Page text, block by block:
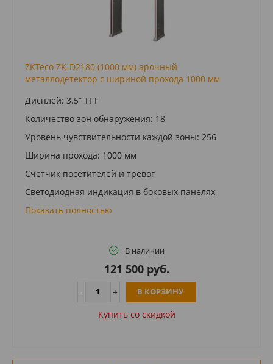
ZKTeco ZK-D2180 (1000 мм) арочный
металлодетектор с шириной прохода 1000 мм
Дисплей: 3.5” TFT
Количество зон обнаружения: 18
Уровень чувствительности каждой зоны: 256
Ширина прохода: 1000 мм
Счетчик посетителей и тревог
Светодиодная индикация в боковых панелях
Показать полностью
В наличии
121 500 руб.
В КОРЗИНУ
Купить cо скидкой